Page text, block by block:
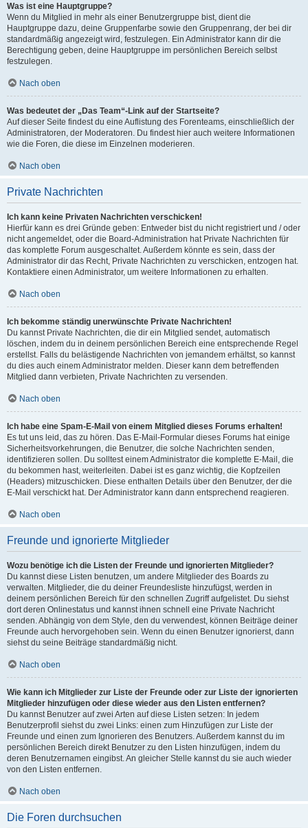
Was ist eine Hauptgruppe?
Wenn du Mitglied in mehr als einer Benutzergruppe bist, dient die
Hauptgruppe dazu, deine Gruppenfarbe sowie den Gruppenrang, der bei dir
standardmäßig angezeigt wird, festzulegen. Ein Administrator kann dir die
Berechtigung geben, deine Hauptgruppe im persönlichen Bereich selbst
festzulegen.
Nach oben
Was bedeutet der „Das Team“-Link auf der Startseite?
Auf dieser Seite findest du eine Auflistung des Forenteams, einschließlich der
Administratoren, der Moderatoren. Du findest hier auch weitere Informationen
wie die Foren, die diese im Einzelnen moderieren.
Nach oben
Private Nachrichten
Ich kann keine Privaten Nachrichten verschicken!
Hierfür kann es drei Gründe geben: Entweder bist du nicht registriert und / oder
nicht angemeldet, oder die Board-Administration hat Private Nachrichten für
das komplette Forum ausgeschaltet. Außerdem könnte es sein, dass der
Administrator dir das Recht, Private Nachrichten zu verschicken, entzogen hat.
Kontaktiere einen Administrator, um weitere Informationen zu erhalten.
Nach oben
Ich bekomme ständig unerwünschte Private Nachrichten!
Du kannst Private Nachrichten, die dir ein Mitglied sendet, automatisch
löschen, indem du in deinem persönlichen Bereich eine entsprechende Regel
erstellst. Falls du belästigende Nachrichten von jemandem erhältst, so kannst
du dies auch einem Administrator melden. Dieser kann dem betreffenden
Mitglied dann verbieten, Private Nachrichten zu versenden.
Nach oben
Ich habe eine Spam-E-Mail von einem Mitglied dieses Forums erhalten!
Es tut uns leid, das zu hören. Das E-Mail-Formular dieses Forums hat einige
Sicherheitsvorkehrungen, die Benutzer, die solche Nachrichten senden,
identifizieren sollen. Du solltest einem Administrator die komplette E-Mail, die
du bekommen hast, weiterleiten. Dabei ist es ganz wichtig, die Kopfzeilen
(Headers) mitzuschicken. Diese enthalten Details über den Benutzer, der die
E-Mail verschickt hat. Der Administrator kann dann entsprechend reagieren.
Nach oben
Freunde und ignorierte Mitglieder
Wozu benötige ich die Listen der Freunde und ignorierten Mitglieder?
Du kannst diese Listen benutzen, um andere Mitglieder des Boards zu
verwalten. Mitglieder, die du deiner Freundesliste hinzufügst, werden in
deinem persönlichen Bereich für den schnellen Zugriff aufgelistet. Du siehst
dort deren Onlinestatus und kannst ihnen schnell eine Private Nachricht
senden. Abhängig von dem Style, den du verwendest, können Beiträge deiner
Freunde auch hervorgehoben sein. Wenn du einen Benutzer ignorierst, dann
siehst du seine Beiträge standardmäßig nicht.
Nach oben
Wie kann ich Mitglieder zur Liste der Freunde oder zur Liste der ignorierten
Mitglieder hinzufügen oder diese wieder aus den Listen entfernen?
Du kannst Benutzer auf zwei Arten auf diese Listen setzen: In jedem
Benutzerprofil siehst du zwei Links: einen zum Hinzufügen zur Liste der
Freunde und einen zum Ignorieren des Benutzers. Außerdem kannst du im
persönlichen Bereich direkt Benutzer zu den Listen hinzufügen, indem du
deren Benutzernamen eingibst. An gleicher Stelle kannst du sie auch wieder
von den Listen entfernen.
Nach oben
Die Foren durchsuchen